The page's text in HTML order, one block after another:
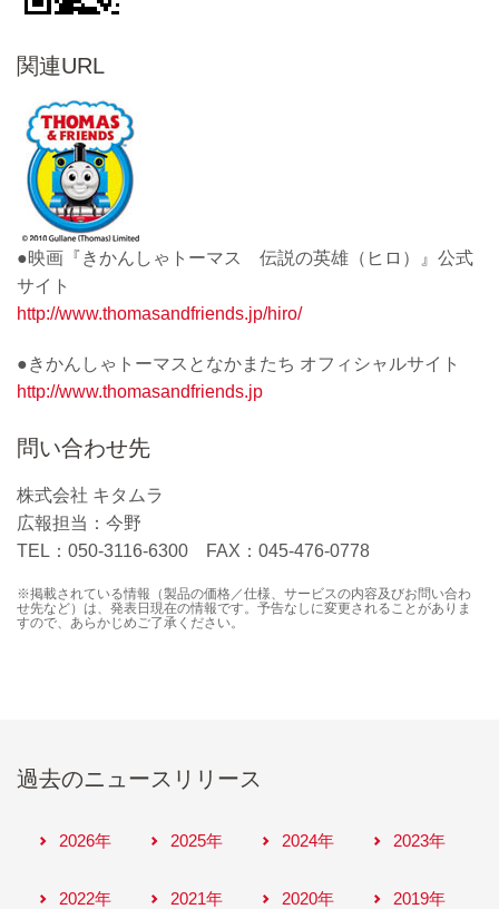
関連URL
●映画『きかんしゃトーマス 伝説の英雄（ヒロ）』公式
サイト
http://www.thomasandfriends.jp/hiro/
●きかんしゃトーマスとなかまたち オフィシャルサイト
http://www.thomasandfriends.jp
問い合わせ先
株式会社 キタムラ
広報担当：今野
TEL：050-3116-6300 FAX：045-476-0778
※掲載されている情報（製品の価格／仕様、サービスの内容及びお問い合わ
せ先など）は、発表日現在の情報です。予告なしに変更されることがありま
すので、あらかじめご了承ください。
過去のニュースリリース
2026年 2025年 2024年 2023年
2022年 2021年 2020年 2019年